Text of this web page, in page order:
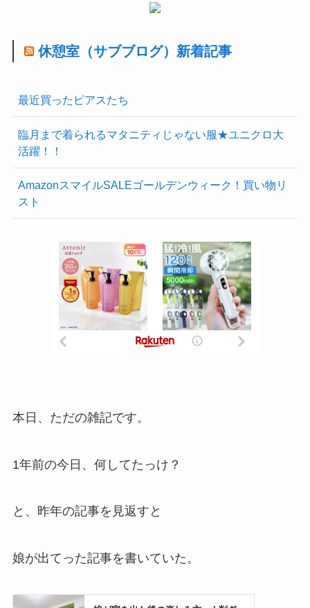
休憩室（サブブログ）新着記事
最近買ったピアスたち
臨月まで着られるマタニティじゃない服★ユニクロ大
活躍！！
AmazonスマイルSALEゴールデンウィーク！買い物リ
スト
本日、ただの雑記です。
1年前の今日、何してたっけ？
と、昨年の記事を見返すと
娘が出てった記事を書いていた。